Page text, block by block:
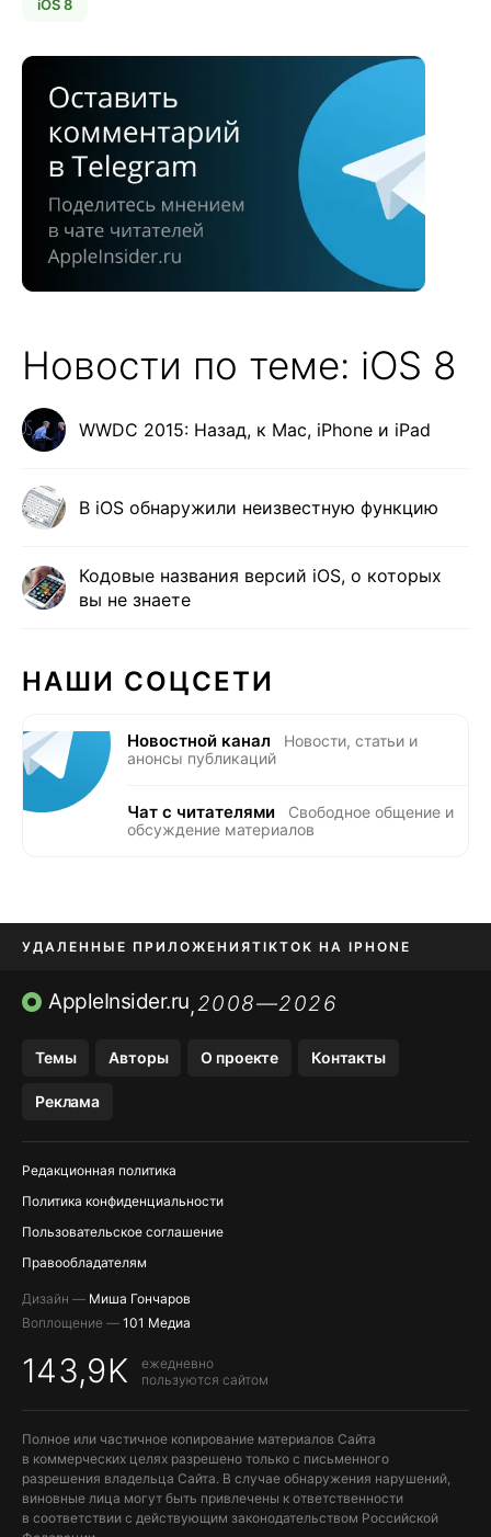
iOS 8
Новости по теме: iOS 8
WWDC 2015: Назад, к Mac, iPhone и iPad
В iOS обнаружили неизвестную функцию
Кодовые названия версий iOS, о которых
вы не знаете
НАШИ СОЦСЕТИ
Новостной канал
Новости, статьи и
анонсы публикаций
Чат с читателями
Свободное общение и
обсуждение материалов
УДАЛЕННЫЕ ПРИЛОЖЕНИЯTIKTOK НА IPHONE
ПРИЛОЖЕНИЯ БЕЗ APP STORE
AppleInsider.ru,2008—2026
Темы Авторы О проекте Контакты
Реклама
Редакционная политика
Политика конфиденциальности
Пользовательское соглашение
Правообладателям
Дизайн — Миша Гончаров
Воплощение — 101 Медиа
143,9K
ежедневно
пользуются сайтом
Полное или частичное копирование материалов Сайта
в коммерческих целях разрешено только с письменного
разрешения владельца Сайта. В случае обнаружения нарушений,
виновные лица могут быть привлечены к ответственности
в соответствии с действующим законодательством Российской